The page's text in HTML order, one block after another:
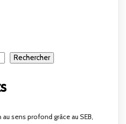
Rechercher
sens profond grâce au SEB,